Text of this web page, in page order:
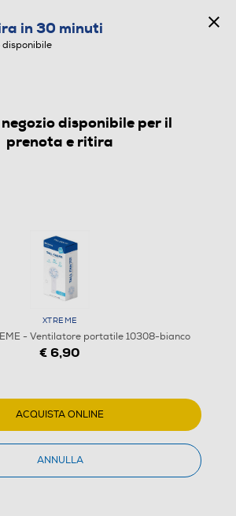
in 30 minuti
disponibile
negozio disponibile per il
prenota e ritira
XTREME
- Ventilatore portatile 10308-bianco
€ 6,90
ACQUISTA ONLINE
ANNULLA